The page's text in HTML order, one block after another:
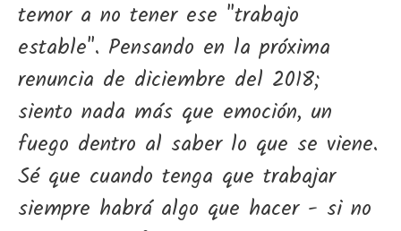
temor a no tener ese "trabajo
estable". Pensando en la próxima
renuncia de diciembre del 2018;
siento nada más que emoción, un
fuego dentro al saber lo que se viene.
Sé que cuando tenga que trabajar
siempre habrá algo que hacer - si no